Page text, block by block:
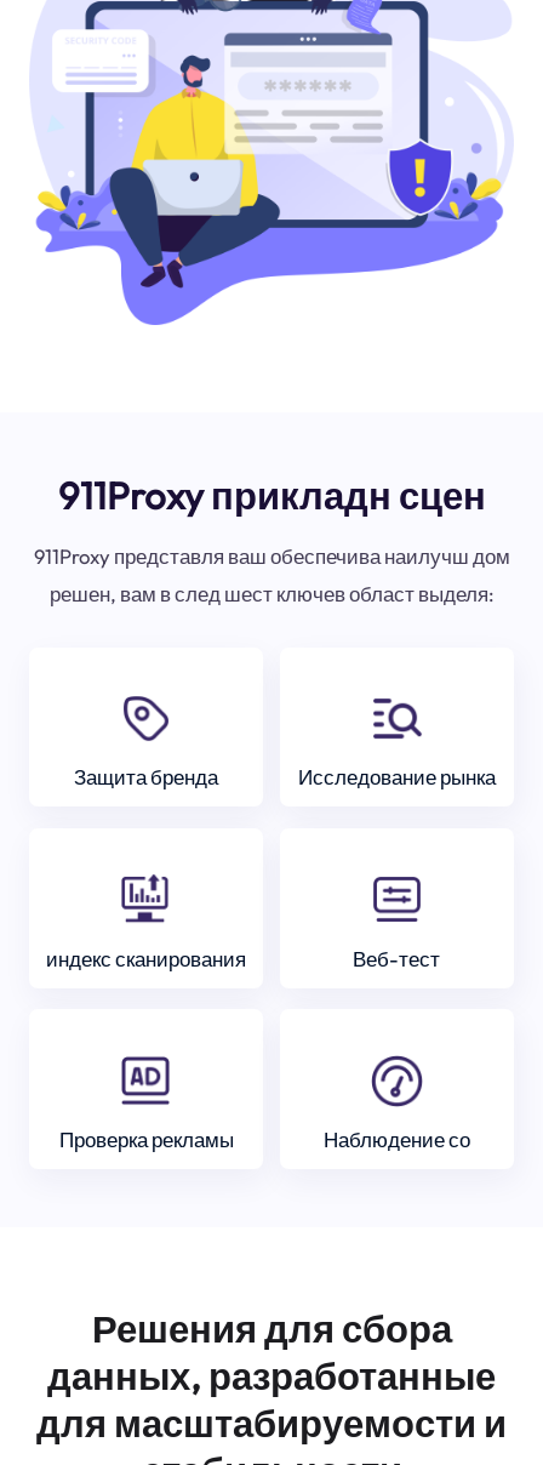
911Proxy прикладн сцен
911Proxy представля ваш обеспечива наилучш дом
решен, вам в след шест ключев област выделя:
Защита бренда Исследование рынка
индекс сканирования Веб-тест
Проверка рекламы Наблюдение со
Решения для сбора
данных, разработанные
для масштабируемости и